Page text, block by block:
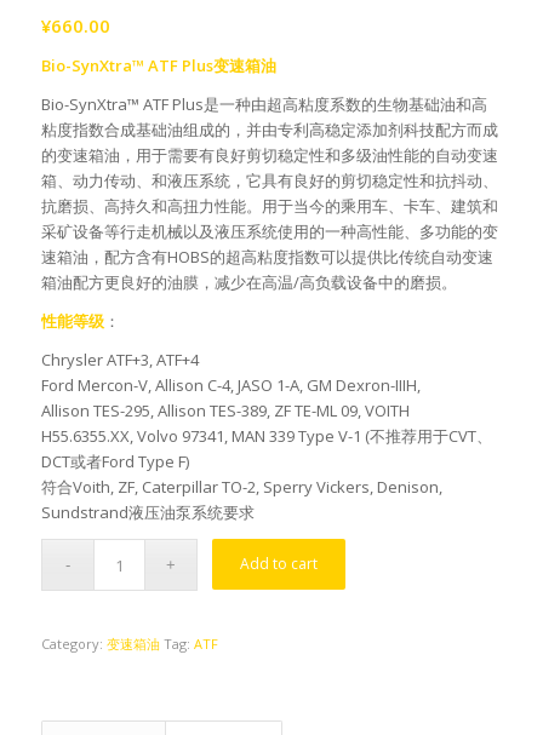
¥660.00
Bio-SynXtra™ ATF Plus变速箱油
Bio-SynXtra™ ATF Plus是一种由超高粘度系数的生物基础油和高
粘度指数合成基础油组成的，并由专利高稳定添加剂科技配方而成
的变速箱油，用于需要有良好剪切稳定性和多级油性能的自动变速
箱、动力传动、和液压系统，它具有良好的剪切稳定性和抗抖动、
抗磨损、高持久和高扭力性能。用于当今的乘用车、卡车、建筑和
采矿设备等行走机械以及液压系统使用的一种高性能、多功能的变
速箱油，配方含有HOBS的超高粘度指数可以提供比传统自动变速
箱油配方更良好的油膜，减少在高温/高负载设备中的磨损。
性能等级：
Chrysler ATF+3, ATF+4
Ford Mercon-V, Allison C-4, JASO 1-A, GM Dexron-IIIH,
Allison TES-295, Allison TES-389, ZF TE-ML 09, VOITH
H55.6355.XX, Volvo 97341, MAN 339 Type V-1 (不推荐用于CVT、
DCT或者Ford Type F)
符合Voith, ZF, Caterpillar TO-2, Sperry Vickers, Denison,
Sundstrand液压油泵系统要求
Add to cart
Category: 变速箱油 Tag: ATF